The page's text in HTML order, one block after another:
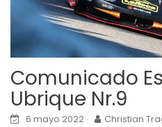
Comunicado
Ubrique Nr.9
6 mayo 2022 Christian